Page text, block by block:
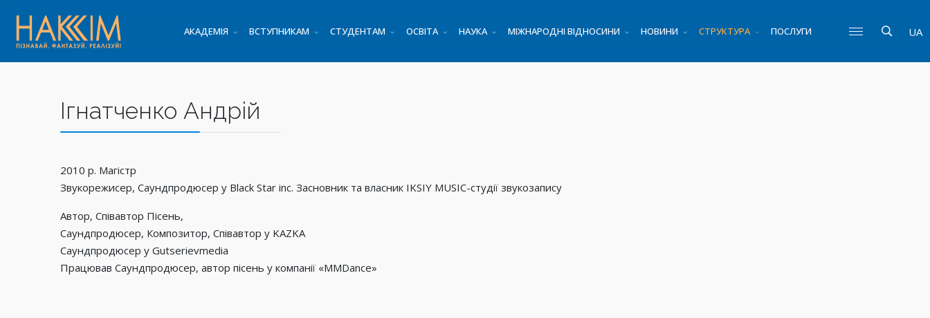
АКАДЕМІЯ ВСТУПНИКАМ СТУДЕНТАМ ОСВІТА НАУКА МІЖНАРОДНІ ВІДНОСИНИ НОВИНИ СТРУКТУРА ПОСЛУГИ UA
Ігнатченко Андрій
2010 р. Магістр
Звукорежисер, Саундпродюсер у Black Star inc. Засновник та власник IKSIY MUSIC-студії звукозапису
Автор, Співавтор Пісень,
Саундпродюсер, Композитор, Співавтор у KAZKA
Саундпродюсер у Gutserievmedia
Працював Саундпродюсер, автор пісень у компанії «MMDance»